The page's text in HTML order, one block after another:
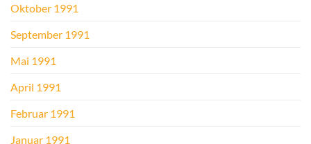
Oktober 1991
September 1991
Mai 1991
April 1991
Februar 1991
Januar 1991